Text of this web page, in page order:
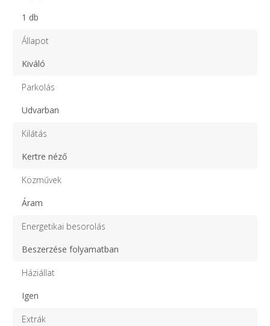
1 db
Állapot
Kiváló
Parkolás
Udvarban
Kilátás
Kertre néző
Közművek
Áram
Energetikai besorolás
Beszerzése folyamatban
Háziállat
Igen
Extrák